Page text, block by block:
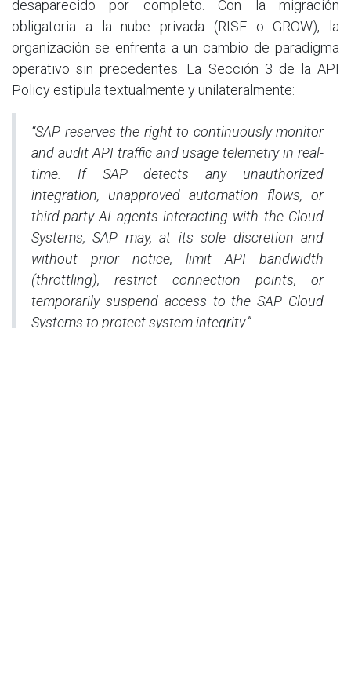
desaparecido por completo. Con la migración
obligatoria a la nube privada (RISE o GROW), la
organización se enfrenta a un cambio de paradigma
operativo sin precedentes. La Sección 3 de la API
Policy estipula textualmente y unilateralmente:
“SAP reserves the right to continuously monitor
and audit API traffic and usage telemetry in real-
time. If SAP detects any unauthorized
integration, unapproved automation flows, or
third-party AI agents interacting with the Cloud
Systems, SAP may, at its sole discretion and
without prior notice, limit API bandwidth
(throttling), restrict connection points, or
temporarily suspend access to the SAP Cloud
Systems to protect system integrity.”